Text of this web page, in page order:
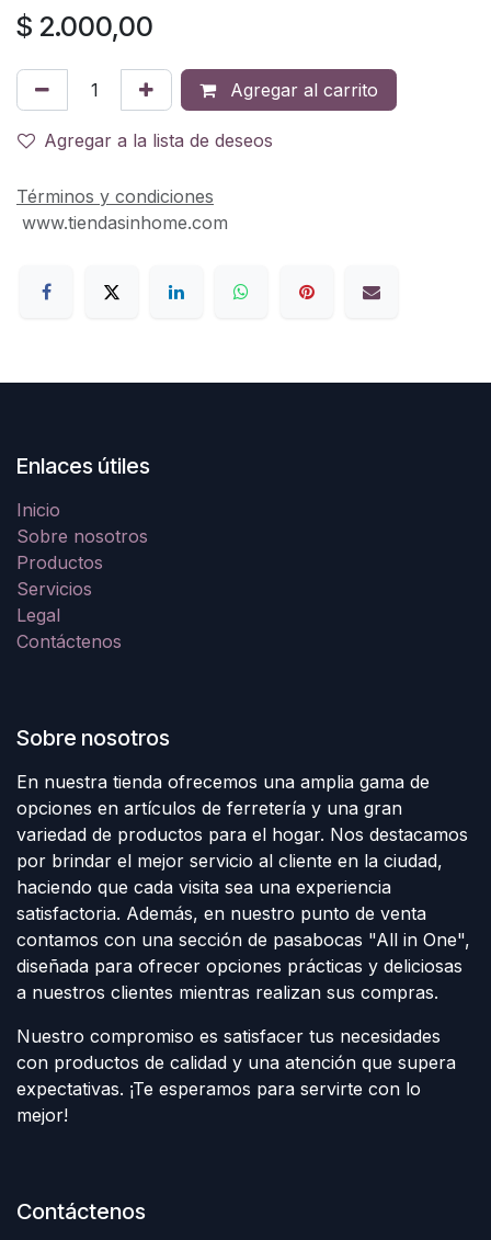
$ 2.000,00
Agregar al carrito
Agregar a la lista de deseos
Términos y condiciones
www.tiendasinhome.com
Enlaces útiles
Inicio
Sobre nosotros
Productos
Servicios
Legal
Contáctenos
Sobre nosotros
En nuestra tienda ofrecemos una amplia gama de
opciones en artículos de ferretería y una gran
variedad de productos para el hogar. Nos destacamos
por brindar el mejor servicio al cliente en la ciudad,
haciendo que cada visita sea una experiencia
satisfactoria. Además, en nuestro punto de venta
contamos con una sección de pasabocas "All in One",
diseñada para ofrecer opciones prácticas y deliciosas
a nuestros clientes mientras realizan sus compras.
Nuestro compromiso es satisfacer tus necesidades
con productos de calidad y una atención que supera
expectativas. ¡Te esperamos para servirte con lo
mejor!
Contáctenos